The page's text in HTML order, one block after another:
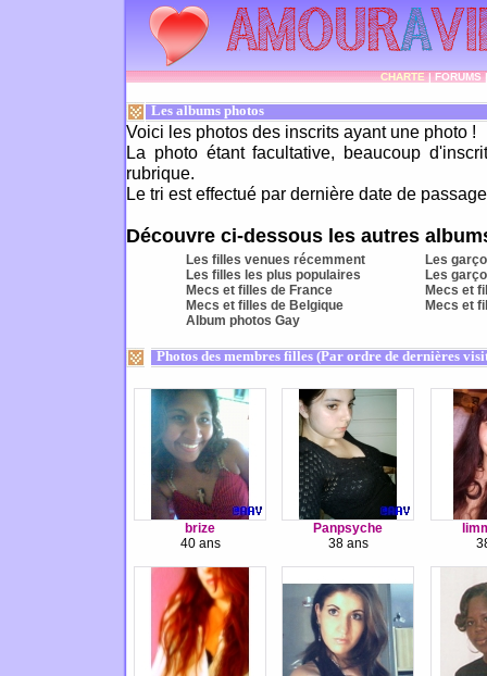
CHARTE|FORUMS
Les albums photos
Voici les photos des inscrits ayant une photo !
La photo étant facultative, beaucoup
rubrique.
Le tri est effectué par dernière date de
Découvre ci-dessous les autres
Les filles venues récemment
Les filles les plus populaires
Mecs et filles de France
Mecs et filles de Belgique
Album photos Gay
Les
Les
Mecs et
Mecs et
Photos des membres filles (Par ordre de dernières
brize
40 ans
Panpsyche
38 ans